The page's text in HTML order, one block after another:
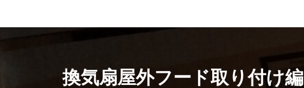
換気扇屋外フード取り付け編